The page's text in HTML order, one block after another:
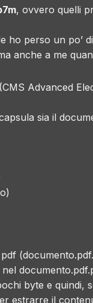
, ovvero quelli
ho perso un
anche a me
(CMS Advanced
sia il
byte e quindi,
estrarre il